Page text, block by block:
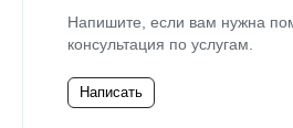
Напишите, если вам нужна
консультация по услугам.
Написать